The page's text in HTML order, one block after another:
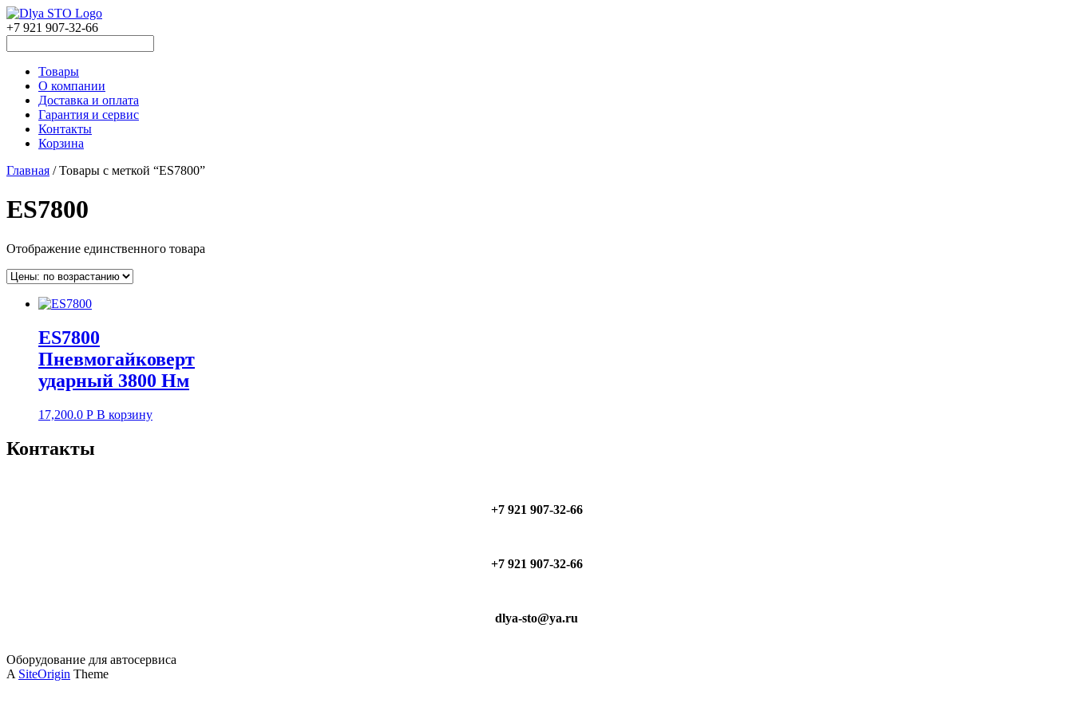
+7 921 907-32-66
Товары
О компании
Доставка и оплата
Гарантия и сервис
Контакты
Корзина
Главная / Товары с меткой “ES7800”
ES7800
Отображение единственного товара
ES7800
Пневмогайковерт
ударный 3800 Нм
17,200.0 Р В корзину
Контакты
+7 921 907-32-66
+7 921 907-32-66
dlya-sto@ya.ru
Оборудование для автосервиса
A SiteOrigin Theme